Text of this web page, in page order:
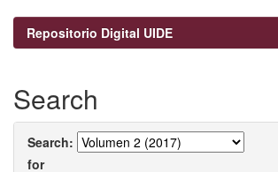
Repositorio Digital UIDE
Search
Search:
for